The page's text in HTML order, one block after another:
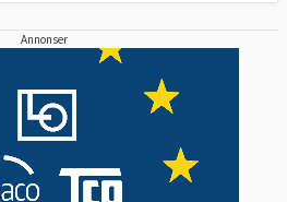
Annonser